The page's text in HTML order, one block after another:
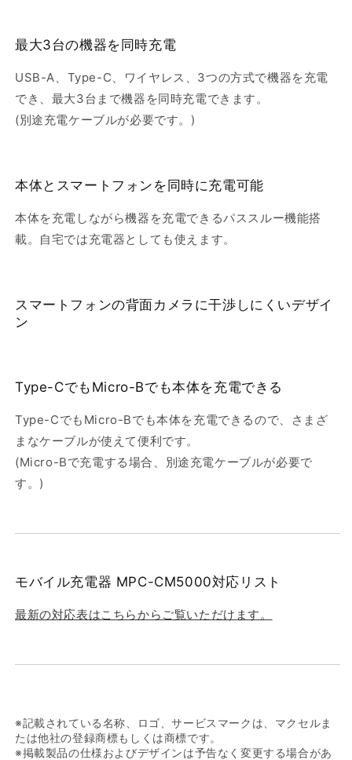
最大3台の機器を同時充電
USB-A、Type-C、ワイヤレス、3つの方式で機器を充電
でき、最大3台まで機器を同時充電できます。
(別途充電ケーブルが必要です。)
本体とスマートフォンを同時に充電可能
本体を充電しながら機器を充電できるパススルー機能搭
載。自宅では充電器としても使えます。
スマートフォンの背面カメラに干渉しにくいデザイ
ン
Type-CでもMicro-Bでも本体を充電できる
Type-CでもMicro-Bでも本体を充電できるので、さまざ
まなケーブルが使えて便利です。
(Micro-Bで充電する場合、別途充電ケーブルが必要で
す。)
モバイル充電器 MPC-CM5000対応リスト
最新の対応表はこちらからご覧いただけます。
※記載されている名称、ロゴ、サービスマークは、マクセルま
たは他社の登録商標もしくは商標です。
※掲載製品の仕様およびデザインは予告なく変更する場合があ